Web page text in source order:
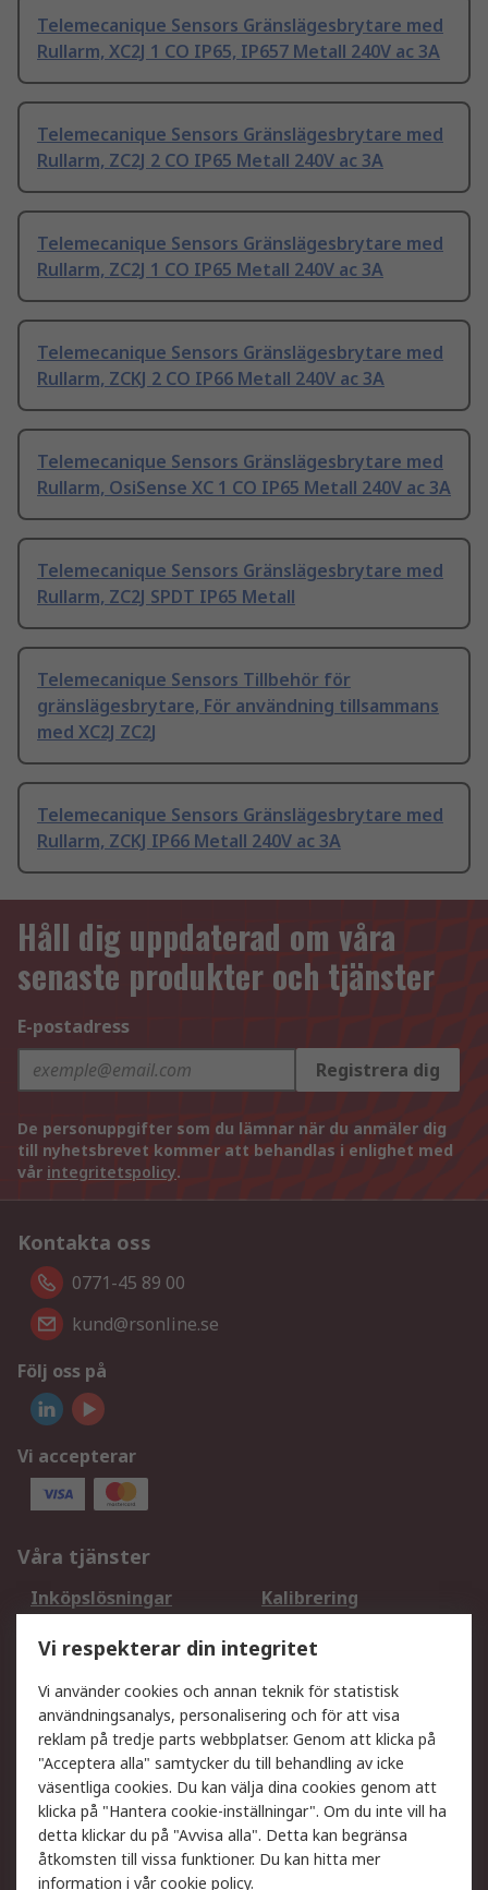
Telemecanique Sensors Gränslägesbrytare med
Rullarm, XC2J 1 CO IP65, IP657 Metall 240V ac 3A
Telemecanique Sensors Gränslägesbrytare med
Rullarm, ZC2J 2 CO IP65 Metall 240V ac 3A
Telemecanique Sensors Gränslägesbrytare med
Rullarm, ZC2J 1 CO IP65 Metall 240V ac 3A
Telemecanique Sensors Gränslägesbrytare med
Rullarm, ZCKJ 2 CO IP66 Metall 240V ac 3A
Telemecanique Sensors Gränslägesbrytare med
Rullarm, OsiSense XC 1 CO IP65 Metall 240V ac 3A
Telemecanique Sensors Gränslägesbrytare med
Rullarm, ZC2J SPDT IP65 Metall
Telemecanique Sensors Tillbehör för
gränslägesbrytare, För användning tillsammans
med XC2J ZC2J
Telemecanique Sensors Gränslägesbrytare med
Rullarm, ZCKJ IP66 Metall 240V ac 3A
Håll dig uppdaterad om våra
senaste produkter och tjänster
E-postadress
Registrera dig
De personuppgifter som du lämnar när du anmäler dig
till nyhetsbrevet kommer att behandlas i enlighet med
vår integritetspolicy.
Kontakta oss
0771-45 89 00
kund@rsonline.se
Följ oss på
Vi accepterar
Våra tjänster
Inköpslösningar
Kalibrering
DesignSpark
Teknisk Support
Ditt lokala säljteam
Exportlösningar
Support
Få hjälp
Retur av varor
Leverans
Spåra din order
Begär en fakturakopi
Fördelar med RS-konto
Betalningsalternativ
Vi respekterar din integritet
Vi använder cookies och annan teknik för statistisk
användningsanalys, personalisering och för att visa
reklam på tredje parts webbplatser. Genom att klicka på
"Acceptera alla" samtycker du till behandling av icke
väsentliga cookies. Du kan välja dina cookies genom att
klicka på "Hantera cookie-inställningar". Om du inte vill ha
detta klickar du på "Avvisa alla". Detta kan begränsa
åtkomsten till vissa funktioner. Du kan hitta mer
information i vårcookie policy.